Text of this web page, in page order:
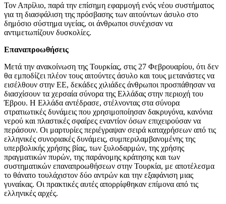
Τον Απρίλιο, παρά την επίσημη εφαρμογή ενός νέου συστήματος
για τη διασφάλιση της πρόσβασης των αιτούντων άσυλο στο
δημόσιο σύστημα υγείας, οι άνθρωποι συνέχισαν να
αντιμετωπίζουν δυσκολίες.
Επαναπροωθήσεις
Μετά την ανακοίνωση της Τουρκίας, στις 27 Φεβρουαρίου, ότι δεν
θα εμποδίζει πλέον τους αιτούντες άσυλο και τους μετανάστες να
εισέλθουν στην ΕΕ, δεκάδες χιλιάδες άνθρωποι προσπάθησαν να
διασχίσουν τα χερσαία σύνορα της Ελλάδας στην περιοχή του
Έβρου. Η Ελλάδα αντέδρασε, στέλνοντας στα σύνορα
στρατιωτικές δυνάμεις που χρησιμοποίησαν δακρυγόνα, κανόνια
νερού και πλαστικές σφαίρες εναντίον όσων επιχειρούσαν να
περάσουν. Οι μαρτυρίες περιέγραψαν σειρά καταχρήσεων από τις
ελληνικές συνοριακές δυνάμεις, συμπεριλαμβανομένης της
υπερβολικής χρήσης βίας, των ξυλοδαρμών, της χρήσης
πραγματικών πυρών, της παράνομης κράτησης και των
συστηματικών επαναπροωθήσεων στην Τουρκία, με αποτέλεσμα
το θάνατο τουλάχιστον δύο αντρών και την εξαφάνιση μιας
γυναίκας. Οι πρακτικές αυτές απορρίφθηκαν επίμονα από τις
ελληνικές αρχές.